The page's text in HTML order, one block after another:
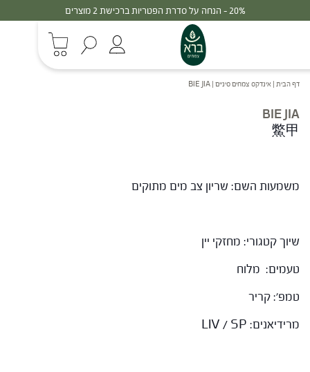
20% - הנחה על סדרת הפטריות ברכישת 2 מוצרים
דף הבית | אינדקס צמחים סיניים |
BIE JIA
BIE JIA
鱉甲
משמעות השם: שריון צב מים מתוקים
שיוך קטגורי: מחזקי יין
טעמים: מלוח
טמפ': קריר
מרידיאנים: LIV / SP